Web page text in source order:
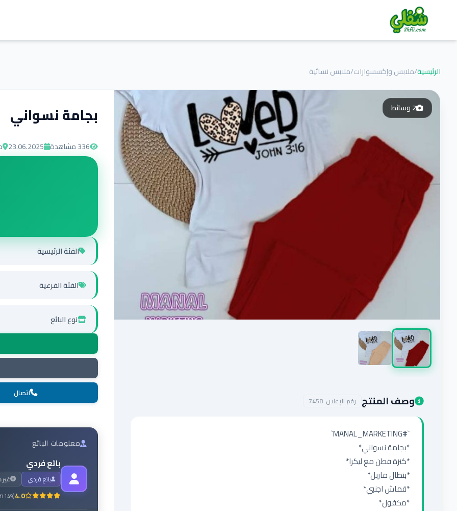
الرئيسية/ملابس وإكسسوارات/ملابس نسائية
2وسائط
وصف المنتج رقم الإعلان:7458
بجامة نسواني
336مشاهدة 23.06.2025
الفئة الرئيسية
الفئة الفرعية
نوع البائع
اتصال
معلومات البائع
بائع فردي
بائع فردي
4.0
(
149